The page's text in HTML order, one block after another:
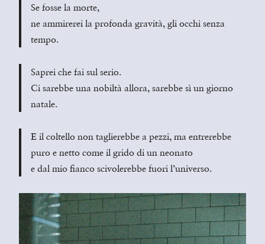
Se fosse la morte,
ne ammirerei la profonda gravità, gli occhi senza
tempo.
Saprei che fai sul serio.
Ci sarebbe una nobiltà allora, sarebbe sì un giorno
natale.
E il coltello non taglierebbe a pezzi, ma entrerebbe
puro e netto come il grido di un neonato
e dal mio fianco scivolerebbe fuori l’universo.